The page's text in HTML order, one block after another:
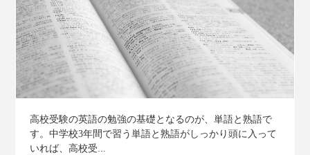
高校受験の英語の勉強の基礎となるのが、単語と熟語で
す。中学校3年間で習う単語と熟語がしっかり頭に入って
いれば、高校受...